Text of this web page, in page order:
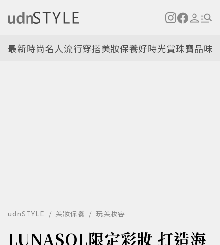
最新時尚名人流行穿搭美妝保養好時光賞珠寶品味
udnSTYLE 美妝保養 玩美妝容
LUNASOL限定彩妝 打造海